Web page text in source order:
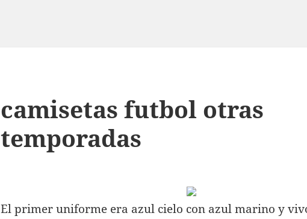
camisetas futbol otras
temporadas
El primer uniforme era azul cielo con azul marino y